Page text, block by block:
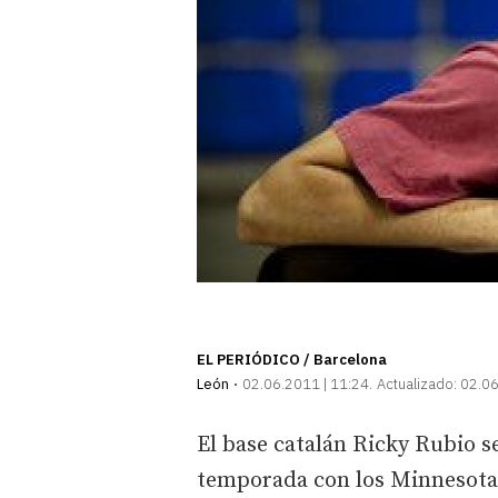
EL PERIÓDICO / Barcelona
León
02.06.2011 | 11:24 Actualizado:
El base catalán Ricky Rubio
temporada con los